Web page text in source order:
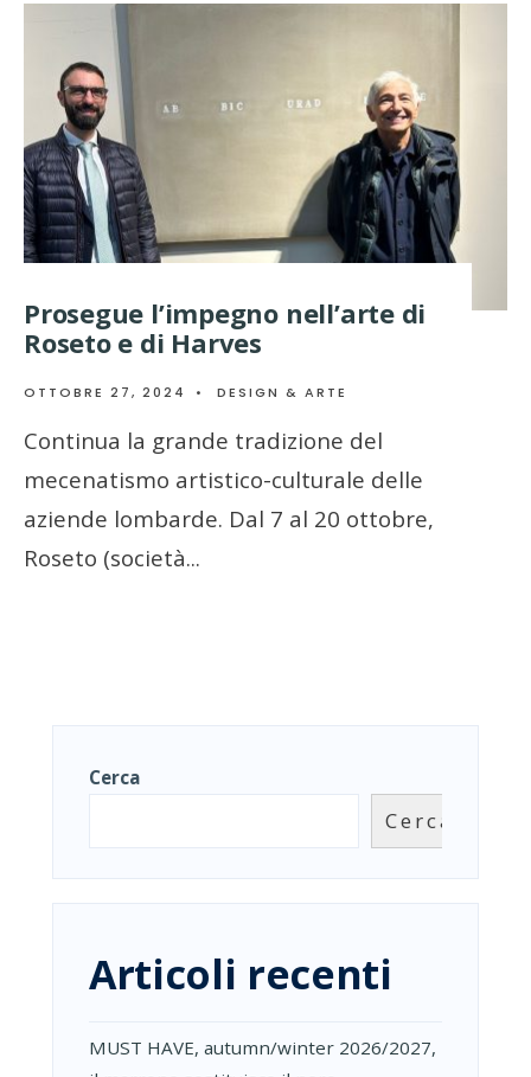
Prosegue l’impegno nell’arte di
Roseto e di Harves
OTTOBRE 27, 2024 • DESIGN & ARTE
Continua la grande tradizione del
mecenatismo artistico-culturale delle
aziende lombarde. Dal 7 al 20 ottobre,
Roseto (società...
Cerca
Cerca
Articoli recenti
MUST HAVE, autumn/winter 2026/2027,